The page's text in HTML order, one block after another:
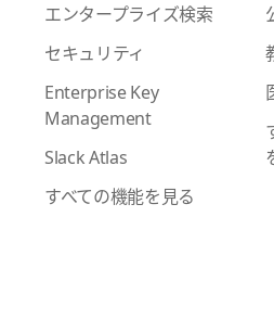
エンタープライズ検索
セキュリティ
Enterprise Key
Management
Slack Atlas
すべての機能を見る